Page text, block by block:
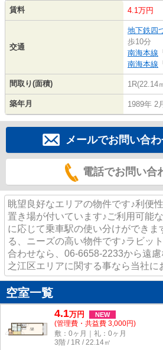
賃料 4.1万円
交通
地下鉄四
歩10分
南海本線 「
南海本線 「
間取り(面積) 1R(22.14
築年月 1989年 2
メールでお問い合
電話でお問い合
眺望良好なエリアの物件です♪利便
置き場が付いています♪ご利用可能
に応じて乗車駅の使い分けができま
る、ニーズの高い物件です♪ラビッ
合わせなら、06-6658-2233から遠
之江区エリアに関する事なら当社に
空室一覧
4.1万円 NEW
(管理費・共益費 3,000円)
敷：0ヶ月｜礼：0ヶ月
3階 / 1R / 22.14㎡